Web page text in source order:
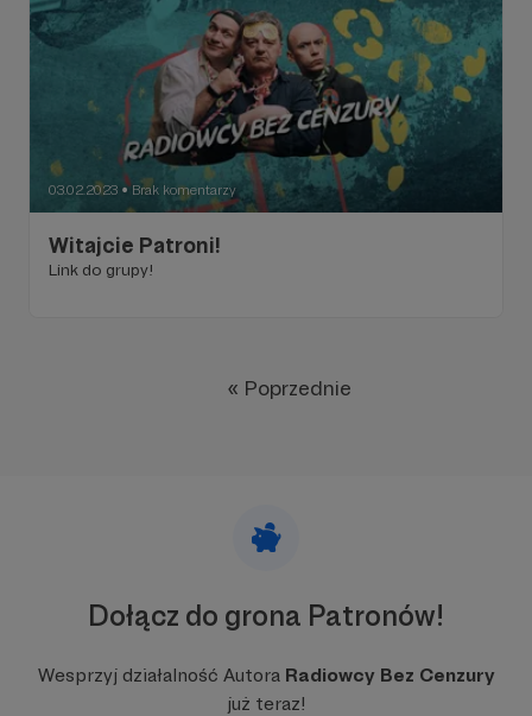
03.02.2023 ● Brak komentarzy
Witajcie Patroni!
Link do grupy!
« Poprzednie
Dołącz do grona Patronów!
Wesprzyj działalność Autora Radiowcy Bez Cenzury
już teraz!